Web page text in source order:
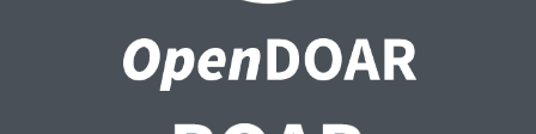
дифузія. Для еволюційних керованих
систем зі збуреннями в коефіцієнтах